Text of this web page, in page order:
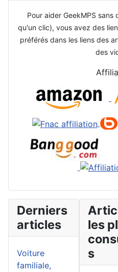
Pour aider GeekMPS
qu'un clic), vous avez des
préférés dans les liens des
des
Derniers
articles
Voiture
familiale,
les
s